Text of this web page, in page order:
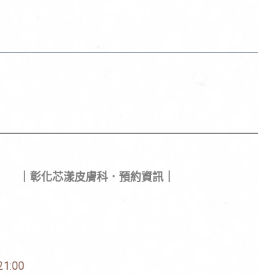
｜彰化芯漾皮膚科．預約資訊｜